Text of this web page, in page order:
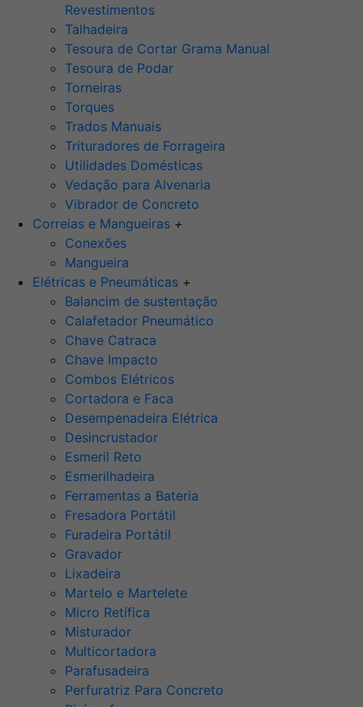
Revestimentos
Talhadeira
Tesoura de Cortar Grama Manual
Tesoura de Podar
Torneiras
Torques
Trados Manuais
Trituradores de Forrageira
Utilidades Domésticas
Vedação para Alvenaria
Vibrador de Concreto
Correias e Mangueiras +
Conexões
Mangueira
Elétricas e Pneumáticas +
Balancim de sustentação
Calafetador Pneumático
Chave Catraca
Chave Impacto
Combos Elétricos
Cortadora e Faca
Desempenadeira Elétrica
Desincrustador
Esmeril Reto
Esmerilhadeira
Ferramentas a Bateria
Fresadora Portátil
Furadeira Portátil
Gravador
Lixadeira
Martelo e Martelete
Micro Retífica
Misturador
Multicortadora
Parafusadeira
Perfuratriz Para Concreto